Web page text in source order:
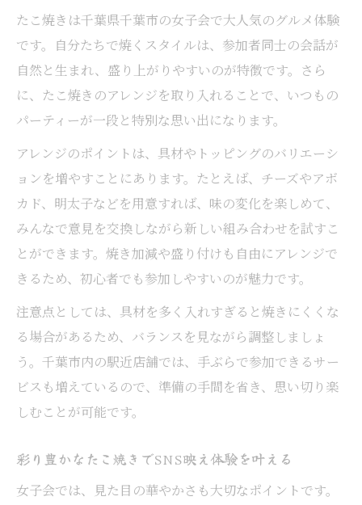
たこ焼きは千葉県千葉市の女子会で大人気のグルメ体験
です。自分たちで焼くスタイルは、参加者同士の会話が
自然と生まれ、盛り上がりやすいのが特徴です。さら
に、たこ焼きのアレンジを取り入れることで、いつもの
パーティーが一段と特別な思い出になります。
アレンジのポイントは、具材やトッピングのバリエーシ
ョンを増やすことにあります。たとえば、チーズやアボ
カド、明太子などを用意すれば、味の変化を楽しめて、
みんなで意見を交換しながら新しい組み合わせを試すこ
とができます。焼き加減や盛り付けも自由にアレンジで
きるため、初心者でも参加しやすいのが魅力です。
注意点としては、具材を多く入れすぎると焼きにくくな
る場合があるため、バランスを見ながら調整しましょ
う。千葉市内の駅近店舗では、手ぶらで参加できるサー
ビスも増えているので、準備の手間を省き、思い切り楽
しむことが可能です。
彩り豊かなたこ焼きでSNS映え体験を叶える
女子会では、見た目の華やかさも大切なポイントです。